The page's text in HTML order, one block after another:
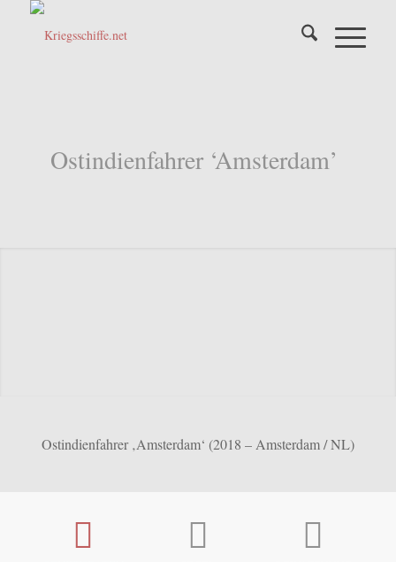
Ostindienfahrer ‘Amsterdam’
Ostindienfahrer ‚Amsterdam‘ (2018 – Amsterdam / NL)